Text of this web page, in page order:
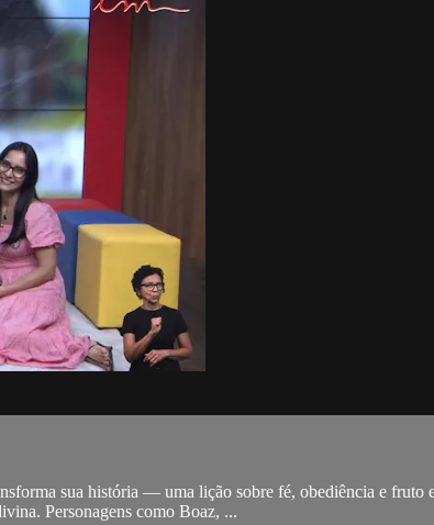
sua história — uma lição sobre fé, obediência e
Personagens como Boaz, ...